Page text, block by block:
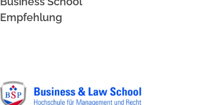
Empfehlung